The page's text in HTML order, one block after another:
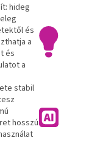
hideg
és
a
és
a
stabil
hosszú